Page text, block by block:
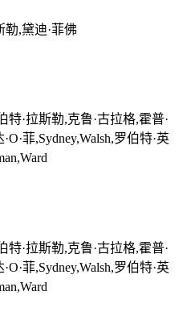
勒,黛迪·菲佛
特·拉斯勒,克鲁·古拉格,霍普·
菲,Sydney,Walsh,罗伯特·英
特·拉斯勒,克鲁·古拉格,霍普·
菲,Sydney,Walsh,罗伯特·英